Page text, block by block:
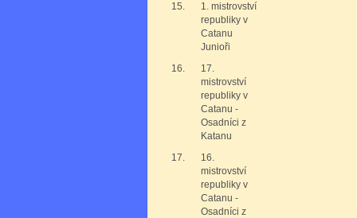
15.
1. mistrovství
republiky v
Catanu
Junioři
16.
17.
mistrovství
republiky v
Catanu -
Osadníci z
Katanu
17.
16.
mistrovství
republiky v
Catanu -
Osadníci z